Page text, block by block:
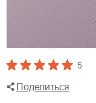
5
Поделиться